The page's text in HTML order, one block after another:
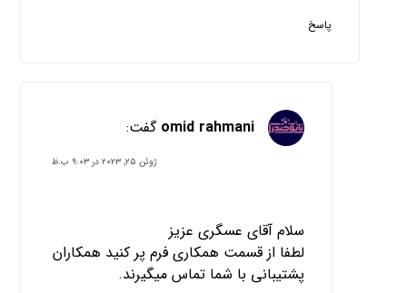
پاسخ
omid rahmani گفت:
ژوئن ۲۵, ۲۰۲۳ در ۹:۰۳ ب.ظ
سلام آقای عسگری عزیز
لطفا از قسمت همکاری فرم پر کنید همکاران
پشتیبانی با شما تماس میگیرند.